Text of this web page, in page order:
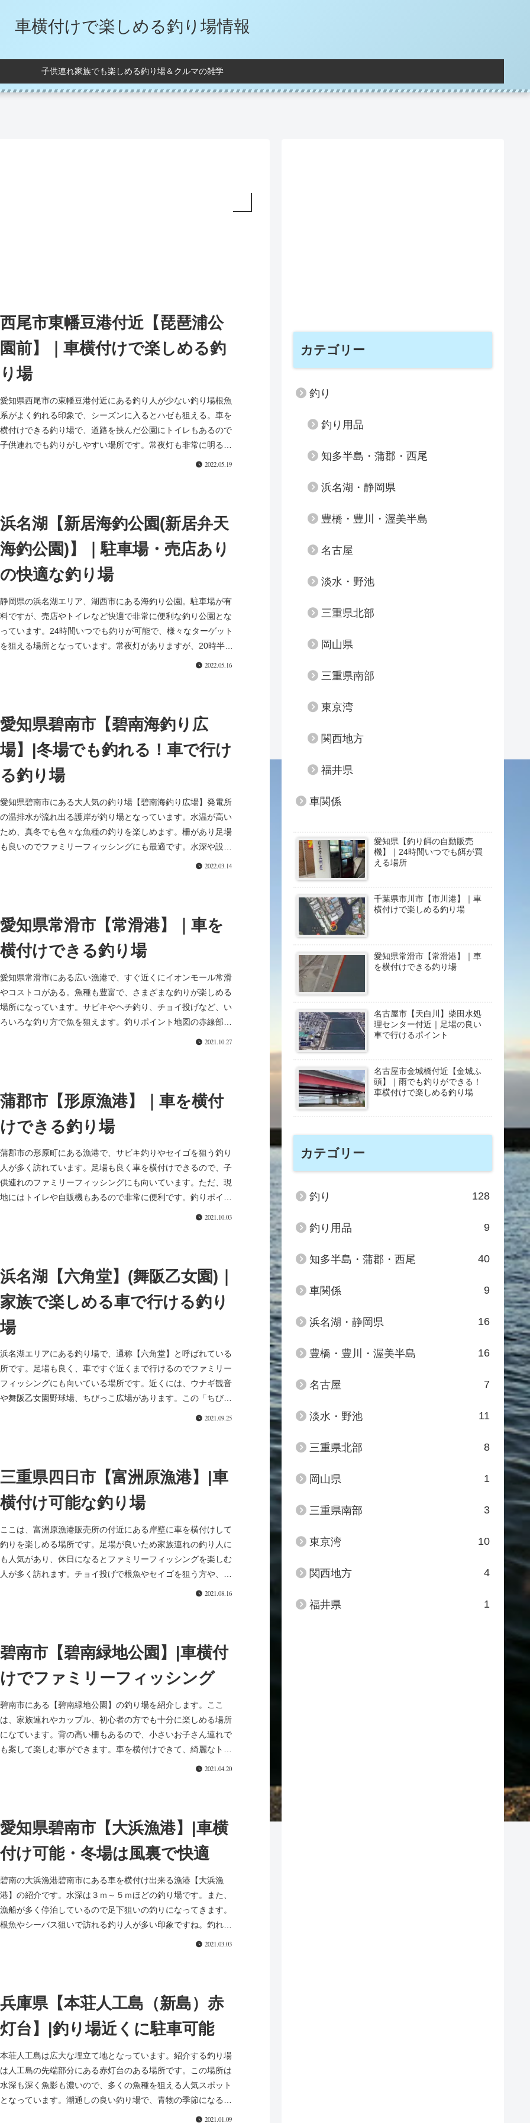
車横付けで楽しめる釣り場情報
子供連れ家族でも楽しめる釣り場＆クルマの雑学
西尾市東幡豆港付近【琵琶浦公
園前】｜車横付けで楽しめる釣
り場
愛知県西尾市の東幡豆港付近にある釣り人が少ない釣り場根魚
系がよく釣れる印象で、シーズンに入るとハゼも狙える。車を
横付けできる釣り場で、道路を挟んだ公園にトイレもあるので
子供連れでも釣りがしやすい場所です。常夜灯も非常に明るい
2022.05.19
浜名湖【新居海釣公園(新居弁天
海釣公園)】｜駐車場・売店あり
の快適な釣り場
静岡県の浜名湖エリア、湖西市にある海釣り公園。駐車場が有
料ですが、売店やトイレなど快適で非常に便利な釣り公園とな
っています。24時間いつでも釣りが可能で、様々なターゲット
を狙える場所となっています。常夜灯がありますが、20時半ご
2022.05.16
愛知県碧南市【碧南海釣り広
場】|冬場でも釣れる！車で行け
る釣り場
愛知県碧南市にある大人気の釣り場【碧南海釣り広場】発電所
の温排水が流れ出る護岸が釣り場となっています。水温が高い
ため、真冬でも色々な魚種の釣りを楽しめます。柵があり足場
も良いのでファミリーフィッシングにも最適です。水深や設備
2022.03.14
愛知県常滑市【常滑港】｜車を
横付けできる釣り場
愛知県常滑市にある広い漁港で、すぐ近くにイオンモール常滑
やコストコがある。魚種も豊富で、さまざまな釣りが楽しめる
場所になっています。サビキやヘチ釣り、チョイ投げなど、い
ろいろな釣り方で魚を狙えます。釣りポイント地図の赤線部分
2021.10.27
蒲郡市【形原漁港】｜車を横付
けできる釣り場
蒲郡市の形原町にある漁港で、サビキ釣りやセイゴを狙う釣り
人が多く訪れています。足場も良く車を横付けできるので、子
供連れのファミリーフィッシングにも向いています。ただ、現
地にはトイレや自販機もあるので非常に便利です。釣りポイン
2021.10.03
浜名湖【六角堂】(舞阪乙女園)｜
家族で楽しめる車で行ける釣り
場
浜名湖エリアにある釣り場で、通称【六角堂】と呼ばれている
所です。足場も良く、車ですぐ近くまで行けるのでファミリー
フィッシングにも向いている場所です。近くには、ウナギ観音
や舞阪乙女園野球場、ちびっこ広場があります。この「ちびっ
2021.09.25
三重県四日市【富洲原漁港】|車
横付け可能な釣り場
ここは、富洲原漁港販売所の付近にある岸壁に車を横付けして
釣りを楽しめる場所です。足場が良いため家族連れの釣り人に
も人気があり、休日になるとファミリーフィッシングを楽しむ
人が多く訪れます。チョイ投げで根魚やセイゴを狙う方や、ア
2021.08.16
碧南市【碧南緑地公園】|車横付
けでファミリーフィッシング
碧南市にある【碧南緑地公園】の釣り場を紹介します。ここ
は、家族連れやカップル、初心者の方でも十分に楽しめる場所
になています。背の高い柵もあるので、小さいお子さん連れで
も案して楽しむ事ができます。車を横付けできて、綺麗なトイ
2021.04.20
愛知県碧南市【大浜漁港】|車横
付け可能・冬場は風裏で快適
碧南の大浜漁港碧南市にある車を横付け出来る漁港【大浜漁
港】の紹介です。水深は３ｍ～５ｍほどの釣り場です。また、
漁船が多く停泊しているので足下狙いの釣りになってきます。
根魚やシーバス狙いで訪れる釣り人が多い印象ですね。釣れな
2021.03.03
兵庫県【本荘人工島（新島）赤
灯台】|釣り場近くに駐車可能
本荘人工島は広大な埋立て地となっています。紹介する釣り場
は人工島の先端部分にある赤灯台のある場所です。この場所は
水深も深く魚影も濃いので、多くの魚種を狙える人気スポット
となっています。潮通しの良い釣り場で、青物の季節になると
2021.01.09
カテゴリー
釣り
釣り用品
知多半島・蒲郡・西尾
浜名湖・静岡県
豊橋・豊川・渥美半島
名古屋
淡水・野池
三重県北部
岡山県
三重県南部
東京湾
関西地方
福井県
車関係
愛知県【釣り餌の自動販売
機】｜24時間いつでも餌が買
える場所
千葉県市川市【市川港】｜車
横付けで楽しめる釣り場
愛知県常滑市【常滑港】｜車
を横付けできる釣り場
名古屋市【天白川】柴田水処
理センター付近｜足場の良い
車で行けるポイント
名古屋市金城橋付近【金城ふ
頭】｜雨でも釣りができる！
車横付けで楽しめる釣り場
カテゴリー
釣り 128
釣り用品 9
知多半島・蒲郡・西尾 40
車関係 9
浜名湖・静岡県 16
豊橋・豊川・渥美半島 16
名古屋 7
淡水・野池 11
三重県北部 8
岡山県 1
三重県南部 3
東京湾 10
関西地方 4
福井県 1